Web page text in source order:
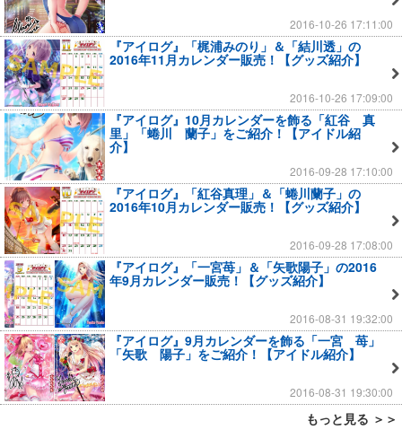
2016-10-26 17:11:00
『アイログ』「梶浦みのり」＆「結川透」の
2016年11月カレンダー販売！【グッズ紹介】
2016-10-26 17:09:00
『アイログ』10月カレンダーを飾る「紅谷 真
里」「蜷川 蘭子」をご紹介！【アイドル紹
介】
2016-09-28 17:10:00
『アイログ』「紅谷真理」＆「蜷川蘭子」の
2016年10月カレンダー販売！【グッズ紹介】
2016-09-28 17:08:00
『アイログ』「一宮苺」＆「矢歌陽子」の2016
年9月カレンダー販売！【グッズ紹介】
2016-08-31 19:32:00
『アイログ』9月カレンダーを飾る「一宮 苺」
「矢歌 陽子」をご紹介！【アイドル紹介】
2016-08-31 19:30:00
もっと見る ＞＞